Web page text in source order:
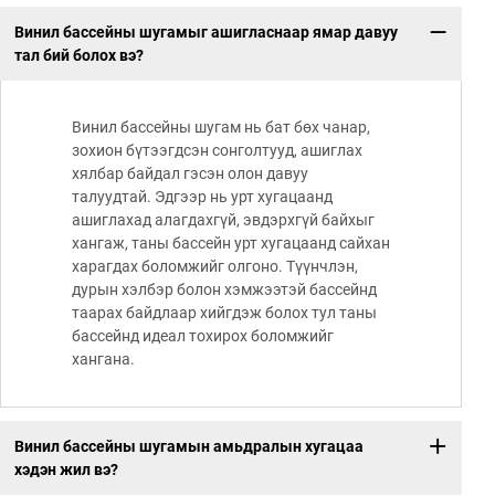
Винил бассейны шугамыг ашигласнаар ямар давуу
тал бий болох вэ?
Винил бассейны шугам нь бат бөх чанар,
зохион бүтээгдсэн сонголтууд, ашиглах
хялбар байдал гэсэн олон давуу
талуудтай. Эдгээр нь урт хугацаанд
ашиглахад алагдахгүй, эвдэрхгүй байхыг
хангаж, таны бассейн урт хугацаанд сайхан
харагдах боломжийг олгоно. Түүнчлэн,
дурын хэлбэр болон хэмжээтэй бассейнд
таарах байдлаар хийгдэж болох тул таны
бассейнд идеал тохирох боломжийг
хангана.
Винил бассейны шугамын амьдралын хугацаа
хэдэн жил вэ?